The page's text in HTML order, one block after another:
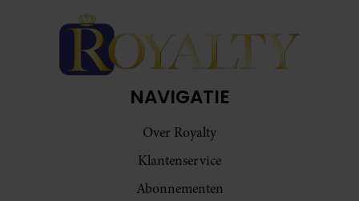
NAVIGATIE
Over Royalty
Klantenservice
Abonnementen